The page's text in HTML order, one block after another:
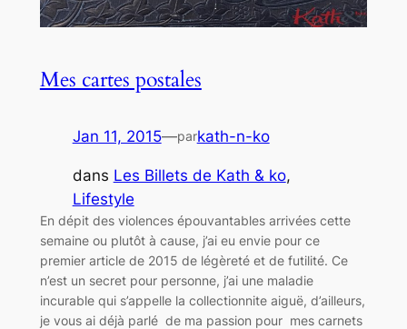
Mes cartes postales
Jan 11, 2015—parkath-n-ko
dans Les Billets de Kath & ko
Lifestyle
En dépit des violences épouvantables arrivées cette
semaine ou plutôt à cause, j’ai eu envie pour ce
premier article de 2015 de légèreté et de futilité. Ce
n’est un secret pour personne, j’ai une maladie
incurable qui s’appelle la collectionnite aiguë, d’ailleurs,
je vous ai déjà parlé de ma passion pour mes carnets